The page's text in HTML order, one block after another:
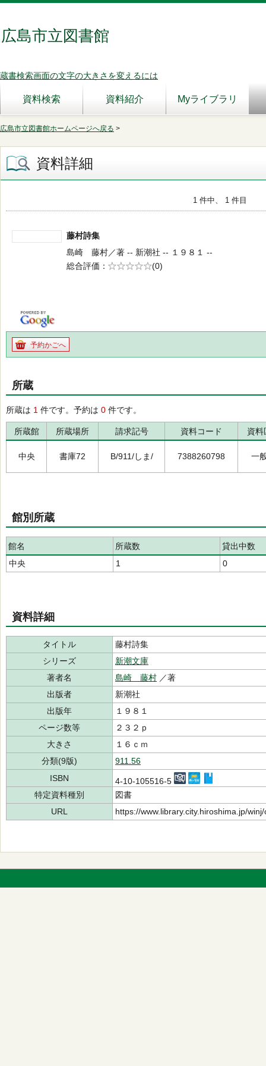
広島市立図書館
蔵書検索画面の文字の大きさを変えるには
資料検索 資料紹介 Myライブラリ
広島市立図書館ホームページへ戻る >
資料詳細
1 件中、 1 件目
藤村詩集
島崎 藤村／著 -- 新潮社 -- １９８１ --
総合評価
5段階評価
(0)
予約かごへ
所蔵
所蔵は 1 件です。予約は 0 件です。
所蔵館 所蔵場所 請求記号 資料コード 資料
中央 書庫72 B/911/しま/ 7388260798 一
館別所蔵
館名 所蔵数
貸出中数
中央
1 0
資料詳細
タイトル
藤村詩集
シリーズ
新潮文庫
著者名
島崎 藤村 ／著
出版者
新潮社
出版年
１９８１
ページ数等
２３２ｐ
大きさ
１６ｃｍ
分類(9版)
911.56
ISBN
4-10-105516-5
特定資料種別
図書
URL
https://www.library.city.hiroshima.jp/